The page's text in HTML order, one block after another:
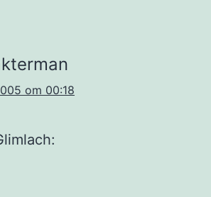
om 00:18